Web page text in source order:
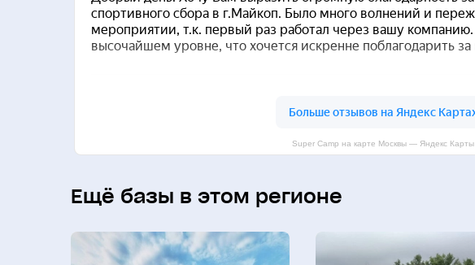
Super Camp на карте Москвы — Яндекс Карты
Ещё базы в этом регионе